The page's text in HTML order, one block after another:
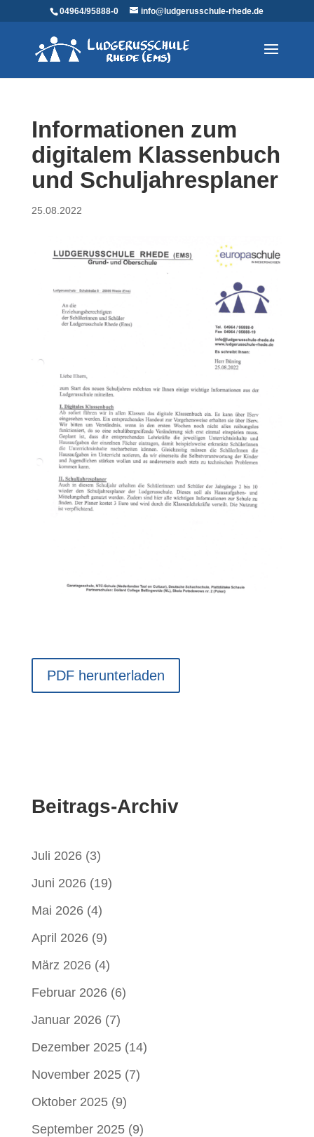
04964/95888-0 info@ludgerusschule-rhede.de
Informationen zum
digitalem Klassenbuch
und Schuljahresplaner
25.08.2022
PDF herunterladen
Beitrags-Archiv
Juli 2026(3)
Juni 2026(19)
Mai 2026(4)
April 2026(9)
März 2026(4)
Februar 2026(6)
Januar 2026(7)
Dezember 2025(14)
November 2025(7)
Oktober 2025(9)
September 2025(9)